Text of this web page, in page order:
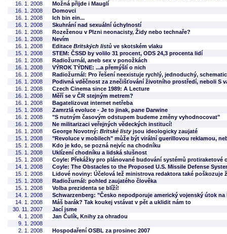
16. 1. 2008
Možná přijde i Mauglí
16. 1. 2008
Domovci
16. 1. 2008
Ich bin ein...
16. 1. 2008
Skuhrání nad sexuální úchylností
16. 1. 2008
Rozeženou v Plzni neonacisty, Židy nebo technaře?
16. 1. 2008
Nevím
16. 1. 2008
Editace Britských listů ve skotském vlaku
15. 1. 2008
STEM: ČSSD by volilo 31 procent, ODS 24,3 procenta lidí
16. 1. 2008
Radiožurnál, aneb sex v ponožkách
16. 1. 2008
VÝROK TÝDNE: ...a přemýšlí o nich
16. 1. 2008
Radiožurnál: Pro řešení neexistuje rychlý, jednoduchý,
16. 1. 2008
Podivná vděčnost za znečišťování životního prostředí, neboli S
16. 1. 2008
Czech Cinema since 1989: A Lecture
16. 1. 2008
Měří se v ČR stejným metrem?
16. 1. 2008
Bagatelizovat internet netřeba
15. 1. 2008
Zamrzlá evoluce - Je to jinak, pane Darwine
16. 1. 2008
"S nutným časovým odstupem budeme změny vyhodnocovat"
16. 1. 2008
Ne militarizaci veřejných vědeckých institucí!
16. 1. 2008
George Novotný: Britské listyjsou ideologicky zaujaté
15. 1. 2008
"Revoluce v mobilech" může být virální guerillovou reklamou,
15. 1. 2008
Kdo je kdo, se pozná nejvíc na chodníku
15. 1. 2008
Uklízení chodníku a lidská slušnost
15. 1. 2008
Coyle: Překážky pro plánované budování systémů protiraketové
14. 1. 2008
Coyle: The Obstacles to the Proposed U.S. Missile Defense
15. 1. 2008
Lidové noviny: Účelová lež ministrova redaktora také poškozuje
15. 1. 2008
Radiožurnál: pohled zaujatého člověka
15. 1. 2008
Volba prezidenta se blíží!
14. 1. 2008
Schwarzenberg: "Česko nepodporuje americký vojenský útok na
14. 1. 2008
Máš barák? Tak koukej vstávat v pět a uklidit nám to
30. 11. 2007
Jací jsme
4. 1. 2008
Jan Čulík, Knihy za ohradou
9. 1. 2008
2. 1. 2008
Hospodaření OSBL za prosinec 2007